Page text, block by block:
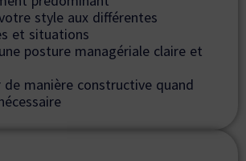
style aux différentes
et situations
posture managériale claire et
de manière constructive quand